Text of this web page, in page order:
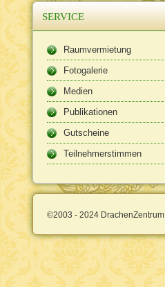
SERVICE
Raumvermietung
Fotogalerie
Medien
Publikationen
Gutscheine
Teilnehmerstimmen
©2003 - 2024 DrachenZentrum